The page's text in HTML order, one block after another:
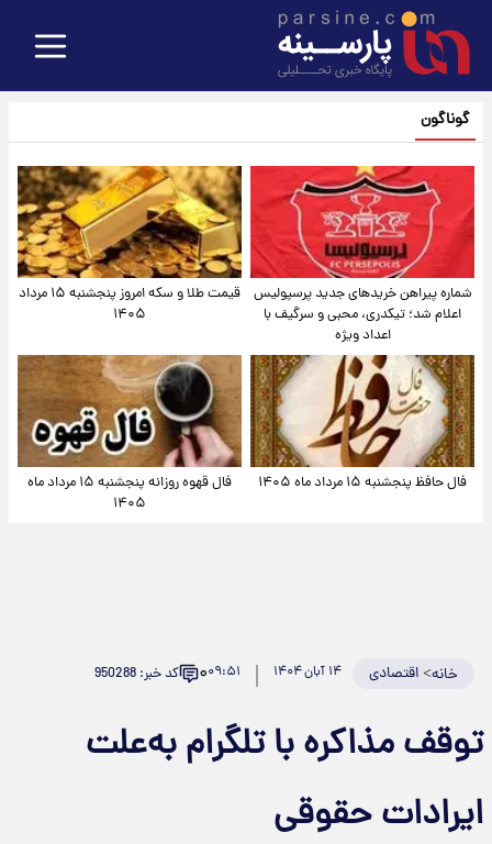
گوناگون
شماره پیراهن خریدهای جدید پرسپولیس
اعلام شد؛ تیکدری، محبی و سرگیف با
اعداد ویژه
قیمت طلا و سکه امروز پنجشنبه ۱۵ مرداد
۱۴۰۵
فال حافظ پنجشنبه ۱۵ مرداد ماه ۱۴۰۵
فال قهوه روزانه پنجشنبه ۱۵ مرداد ماه
۱۴۰۵
خانه>اقتصادی ۱۴ آبان ۱۴۰۴ ۰۹:۵۱۰ کد خبر: 950288
توقف مذاکره با تلگرام به‌علت
ایرادات حقوقی